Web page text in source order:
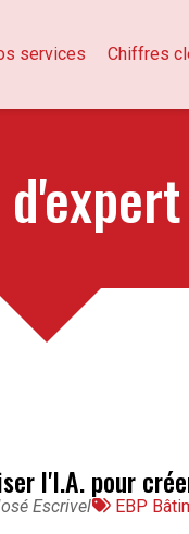
services Chiffres
l'I.A. pour
Escrivel
Tags
EBP